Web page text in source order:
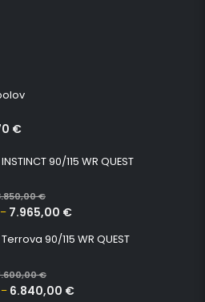
€
90/115 WR QUEST
€
– 7.965,00 €
90/115 WR QUEST
€
– 6.840,00 €